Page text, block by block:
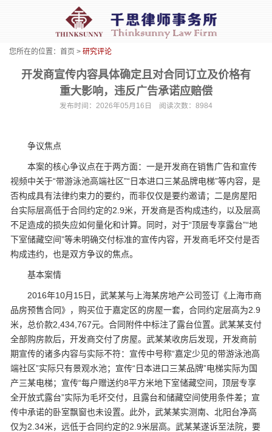
您所在的位置： 首页 > 研究评论
开发商宣传内容具体确定且对合同订立及价格有
重大影响，违反广告承诺应赔偿
发布时间：2026年05月16日 阅读次数：8984
争议焦点
本案的核心争议点在于两方面：一是开发商在销售广告和宣传
视频中关于“带游泳池高端社区”“日本进口三某品牌电梯”等内容，是
否构成具有法律约束力的要约，而非仅仅是要约邀请；二是房屋阳
台实际层高低于合同约定的2.9米，开发商是否构成违约，以及层高
不足造成的损失应如何量化和计算。同时，对于“顶层专享露台”“地
下室储藏空间”等未明确交付标准的宣传内容，开发商毛坏交付是否
构成违约，也是双方争议的焦点。
基本案情
2016年10月15日，武某某与上海某房地产公司签订《上海市商
品房预售合同》，购买位于嘉定区的房屋一套，合同约定层高为2.9
米，总价款2,434,767元。合同附件中标注了露台位置。武某某支付
全部购房款后，开发商交付了房屋。武某某收房后发现，开发商前
期宣传的诸多内容与实际不符：宣传中号称“嘉定少见的带游泳池高
端社区”实际只有景观水池；宣传“日本进口三某品牌”电梯实际为国
产三某电梯；宣传“每户赠送约8平方米地下室储藏空间，顶层专享
全开放式露台”实际为毛坏交付，且露台和储藏空间使用条件差；宣
传中承诺的卧室飘窗也未设置。此外，武某某实测南、北阳台净高
仅为2.34米，远低于合同约定的2.9米层高。武某某遂诉至法院，要